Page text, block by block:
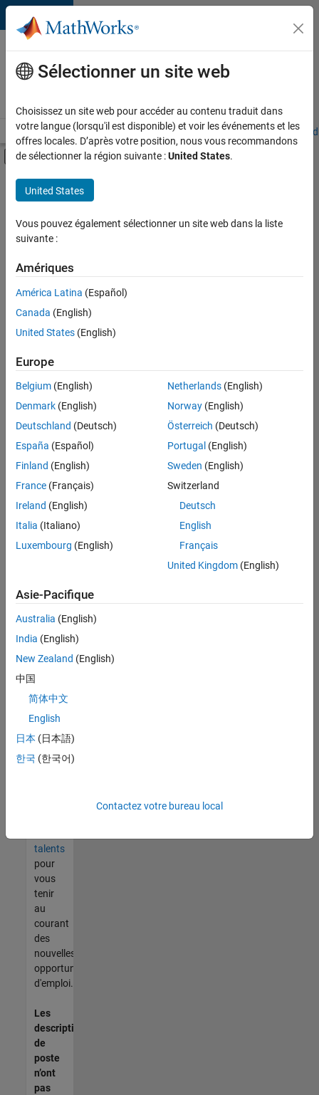
Passer au contenu
Votre
carrière
chez
Accueil Explorer nos opportunités Adresses de nos bureaux
Activer/désactiver l'affichage du menu
Contenu principal
FILTRER PAR
Applications et outils commerciaux
Technologies de l’information
Rédaction technique
Actuellement,
aucune
offre
d'emploi
correspondant
à vos
critères
de
recherche.
Vous
pouvez
élargir
votre
recherche
ou
afficher
l’ensemble
d'emploi.
malgré
tout
vous
trouvez
pas
d'offre
corresponde
à vos
talents
pour
vous
tenir
au
courant
des
nouvelles
opportunités
d'emploi.
Les
descriptions
de
poste
n’ont
pas
Sélectionner un site web
Choisissez un site web pour accéder au contenu traduit dans
votre langue (lorsqu'il est disponible) et voir les événements et les
offres locales. D’après votre position, nous vous recommandons
de sélectionner la région suivante :United States.
United States
Vous pouvez également sélectionner un site web dans la liste
suivante :
Amériques
América Latina (Español)
Canada (English)
United States (English)
Europe
Belgium (English)
Denmark (English)
Deutschland (Deutsch)
España (Español)
Finland (English)
France (Français)
Ireland (English)
Italia (Italiano)
Luxembourg (English)
Netherlands(English)
Norway(English)
Österreich (Deutsch)
Portugal (English)
Sweden (English)
Switzerland
Deutsch
English
Français
United Kingdom(English)
Asie-Pacifique
Australia (English)
India (English)
New Zealand (English)
中国
简体中文
English
日本 (日本語)
한국 (한국어)
Contactez votre bureau local